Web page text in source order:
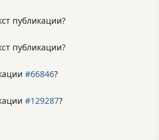
публикации?
публикации?
#66846?
#129287?